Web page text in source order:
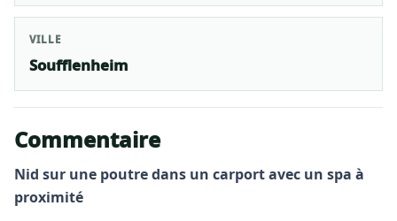
VILLE
Soufflenheim
Commentaire
Nid sur une poutre dans un carport avec un spa à
proximité